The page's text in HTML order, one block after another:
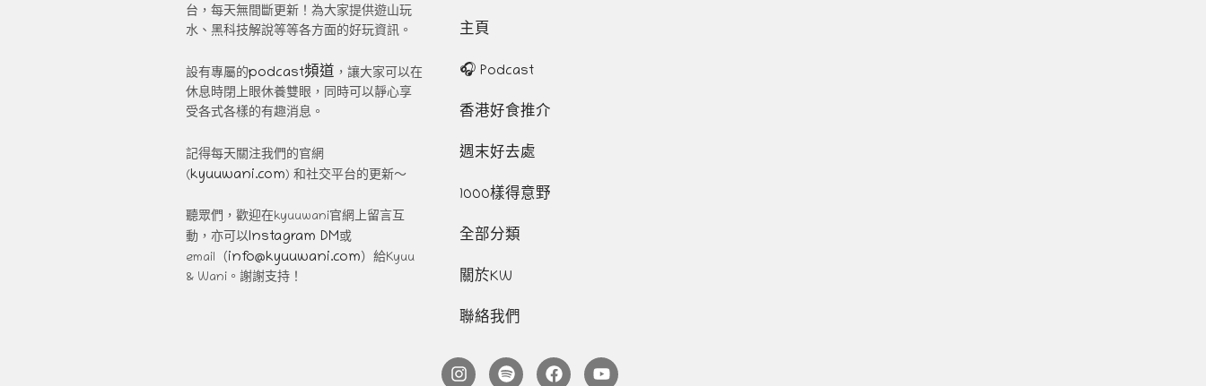
台，每天無間斷更新！為大家提供遊山玩
水、黑科技解說等等各方面的好玩資訊。
設有專屬的podcast頻道 ，讓大家可以在
休息時閉上眼休養雙眼，同時可以靜心享
受各式各樣的有趣消息。
記得每天關注我們的官網
(kyuuwani.com) 和社交平台的更新～
聽眾們，歡迎在kyuuwani官網上留言互
動，亦可以Instagram DM或
email（info@kyuuwani.com）給Kyuu
& Wani。謝謝支持！
主頁
🎧 Podcast
香港好食推介
週末好去處
1000樣得意野
全部分類
關於KW
聯絡我們